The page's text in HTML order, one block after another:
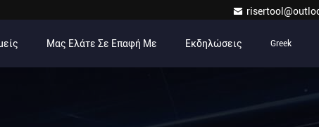
Μας Ελάτε Σε Επαφή Με Εκδηλώσεις Greek